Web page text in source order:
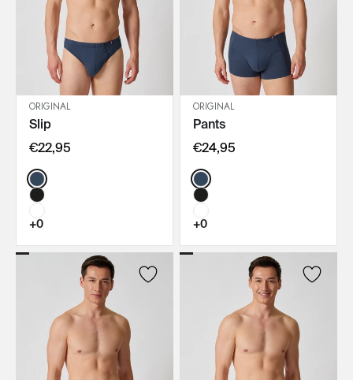
IN DEN WARENKORB
ORIGINAL
Slip
€22,95
Color:
+0
IN DEN WARENKORB
ORIGINAL
Pants
€24,95
Color:
+0